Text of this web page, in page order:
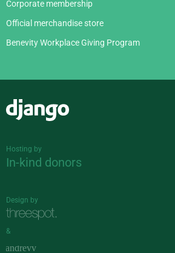
Corporate membership
Official merchandise store
Benevity Workplace Giving Program
Hosting by
In-kind donors
Design by
&